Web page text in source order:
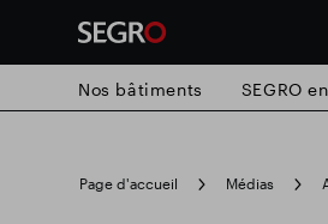
for
Nos bâtiments SEGRO
Page d'accueil Médias